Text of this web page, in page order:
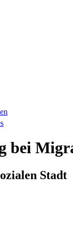
bei
Stadt